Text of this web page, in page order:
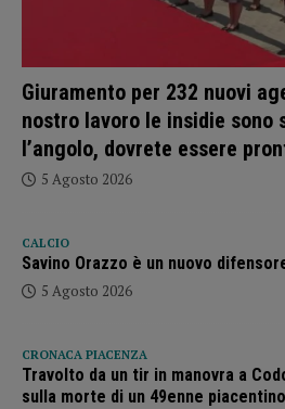
Giuramento per 232 nuovi
nostro lavoro le insidie sono
l’angolo, dovrete essere
5 Agosto 2026
CALCIO
Savino Orazzo è un nuovo
5 Agosto 2026
CRONACA PIACENZA
Travolto da un tir in manovra a
sulla morte di un 49enne piacentino